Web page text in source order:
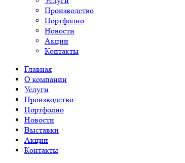
Производство
Портфолио
Новости
Акции
Контакты
Главная
О компании
Услуги
Производство
Портфолио
Новости
Выставки
Акции
Контакты